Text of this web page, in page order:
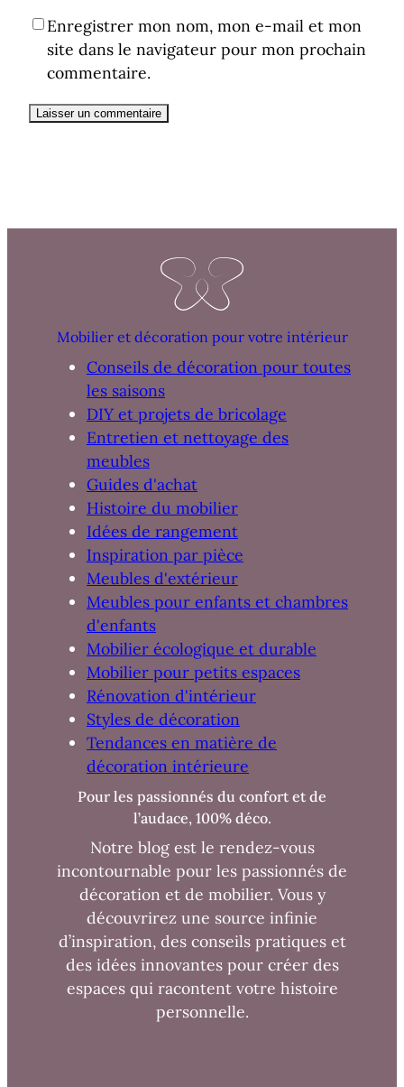
Enregistrer mon nom, mon e-mail et mon
site dans le navigateur pour mon prochain
commentaire.
Mobilier et décoration pour votre intérieur
Conseils de décoration pour toutes
les saisons
DIY et projets de bricolage
Entretien et nettoyage des
meubles
Guides d'achat
Histoire du mobilier
Idées de rangement
Inspiration par pièce
Meubles d'extérieur
Meubles pour enfants et chambres
d'enfants
Mobilier écologique et durable
Mobilier pour petits espaces
Rénovation d'intérieur
Styles de décoration
Tendances en matière de
décoration intérieure
Pour les passionnés du confort et de
l’audace, 100% déco.
Notre blog est le rendez-vous
incontournable pour les passionnés de
décoration et de mobilier. Vous y
découvrirez une source infinie
d’inspiration, des conseils pratiques et
des idées innovantes pour créer des
espaces qui racontent votre histoire
personnelle.